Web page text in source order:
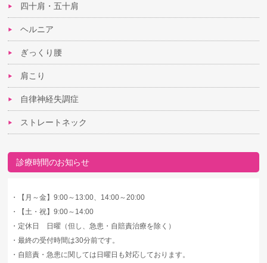
四十肩・五十肩
ヘルニア
ぎっくり腰
肩こり
自律神経失調症
ストレートネック
診療時間のお知らせ
・
【月～金】9:00～13:00、14:00～20:00
・
【土・祝】9:00～14:00
・ 定休日 日曜（但し、急患・自賠責治療を除く）
・最終の受付時間は30分前です。
・ 自賠責・急患に関しては日曜日も対応しております。